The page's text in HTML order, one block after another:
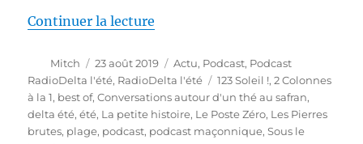
Continuer la lecture
Auteur
Mitch
Publié
le
23 août 2019 Catégories
Actu, Podcast, Podcast
RadioDelta l'été, RadioDelta l'été Étiquettes
123 Soleil !,2 Colonnes
à la 1, best of,Conversations autour d'un thé au safran,
delta été,été, La petite histoire, Le Poste Zéro, Les Pierres
brutes, plage, podcast, podcast maçonnique,Sous le